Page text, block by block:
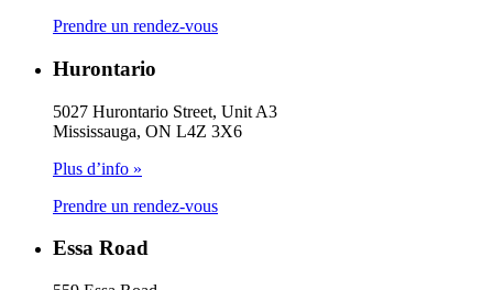
Prendre un rendez-vous
Hurontario
5027 Hurontario Street, Unit A3
Mississauga, ON L4Z 3X6
Plus d’info »
Prendre un rendez-vous
Essa Road